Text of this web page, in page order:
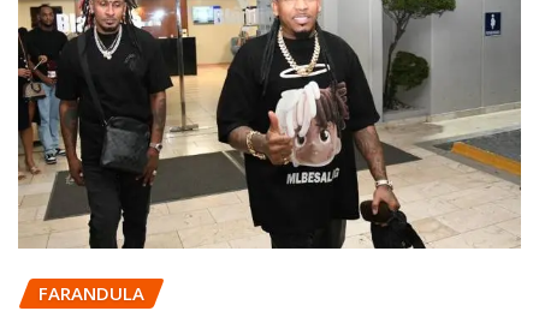
FARANDULA